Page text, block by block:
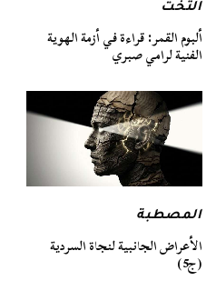
التخت
ألبوم القمر: قراءة في أزمة الهوية
الفنية لرامي صبري
المصطبة
الأعراض الجانبية لنجاة السردية
(ج5)